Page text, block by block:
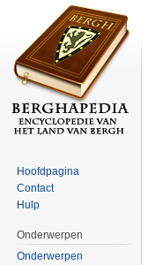
Hoofdpagina
Contact
Hulp
Onderwerpen
Onderwerpen